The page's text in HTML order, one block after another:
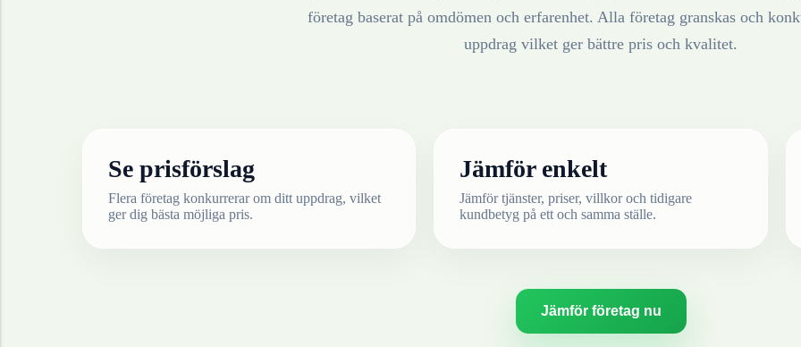
företag baserat på omdömen och erfarenhet. Alla företag granskas och
uppdrag vilket ger bättre pris och kvalitet.
Se prisförslag
Flera företag konkurrerar om ditt uppdrag, vilket
ger dig bästa möjliga pris.
Jämför enkelt
Jämför tjänster, priser, villkor och tidigare
kundbetyg på ett och samma ställe.
Jämför företag nu